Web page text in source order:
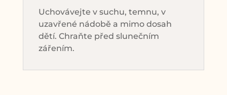
Uchovávejte v suchu, temnu, v
uzavřené nádobě a mimo dosah
dětí. Chraňte před slunečním
zářením.